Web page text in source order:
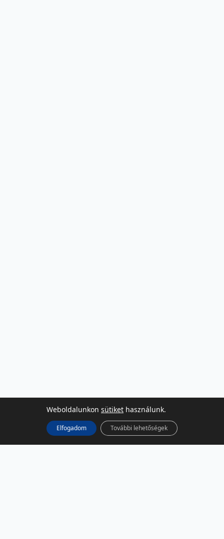
Weboldalunkon sütiket használunk.
Elfogadom További lehetőségek